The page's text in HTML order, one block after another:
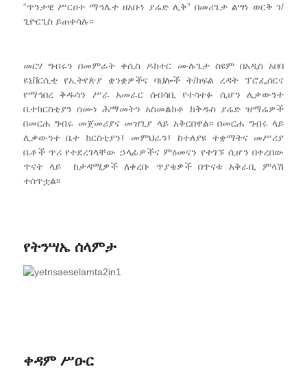
“ጥንታዊ ሥርዐተ ማኅሌተ ዘአቡነ ያሬድ ሊቅ” በመሪጌታ ልሣነ ወርቅ ገ/
ጊዮርጊስ ይጠቀሳሉ፡፡
መርሃ ግብሩን በመምራት ቀሲስ ዶክተር ሙሉጌታ ስዩም በአዲስ አበባ
ዩኒቨርሲቲ የኢትየጵያ ቋንቋዎችና ባህሎች ት/ክፍል ረዳት ፕሮፌሰርና
የማኅበረ ቅዱሳን ሥራ አመራር ሰብሳቢ የተሳተፉ ሲሆን ሊቃውንተ
ቤተክርስቲያን ሰሙነ ሕማመትን አስመልክቶ ከቅዱስ ያሬድ ዝማሬዎች
በመርሐ ግብሩ መጀመሪያና መዝጊያ ላይ አቅርበዋል፡፡ በመርሐ ግብሩ ላይ
ሊቃውንተ ቤተ ክርስቲያን፤ መምህራን፤ ከተለያዩ ተቋማትና መሥሪያ
ቤቶች ጥሪ የተደረገላቸው ኃላፊዎችና ምዕመናን የተገኙ ሲሆን በቀረበው
ጥናት ላይ ከታዳሚዎች ለቀረቡ ጥያቄዎች በጥናቱ አቅራቢ ምላሽ
ተሰጥቷል፡፡
የትንሣኤ ሰላምታ
ቀዳም ሥዑር